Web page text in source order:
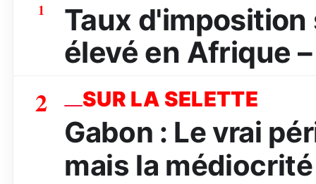
1
Taux
élevé en Afrique
2
SUR LA SELETTE
Gabon : Le vrai
mais la